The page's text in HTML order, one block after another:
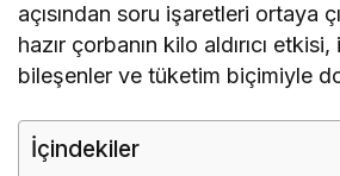
açısından soru işaretleri ortaya
hazır çorbanın kilo aldırıcı
bileşenler ve tüketim biçimiyle
İçindekiler